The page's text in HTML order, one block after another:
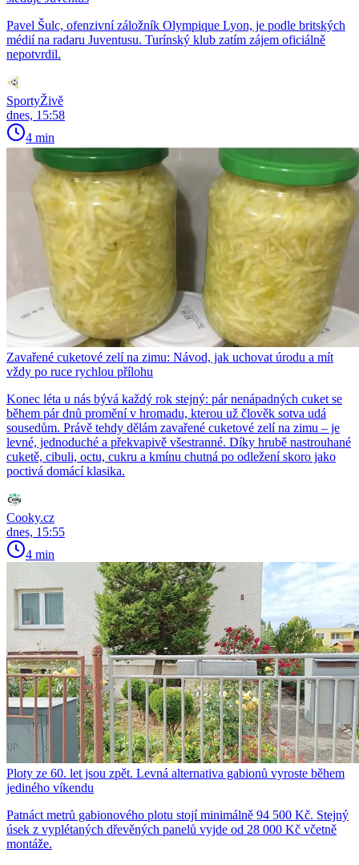
Pavel Šulc, ofenzivní záložník Olympique Lyon, je podle britských
médií na radaru Juventusu. Turínský klub zatím zájem oficiálně
nepotvrdil.
SportyŽivě
dnes, 15:58
4 min
Zavařené cuketové zelí na zimu: Návod, jak uchovat úrodu a mít
vždy po ruce rychlou přílohu
Konec léta u nás bývá každý rok stejný: pár nenápadných cuket se
během pár dnů promění v hromadu, kterou už člověk sotva udá
sousedům. Právě tehdy dělám zavařené cuketové zelí na zimu – je
levné, jednoduché a překvapivě všestranné. Díky hrubě nastrouhané
cuketě, cibuli, octu, cukru a kmínu chutná po odležení skoro jako
poctivá domácí klasika.
Cooky.cz
dnes, 15:55
4 min
Ploty ze 60. let jsou zpět. Levná alternativa gabionů vyroste během
jediného víkendu
Patnáct metrů gabionového plotu stojí minimálně 94 500 Kč. Stejný
úsek z vyplétaných dřevěných panelů vyjde od 28 000 Kč včetně
montáže.